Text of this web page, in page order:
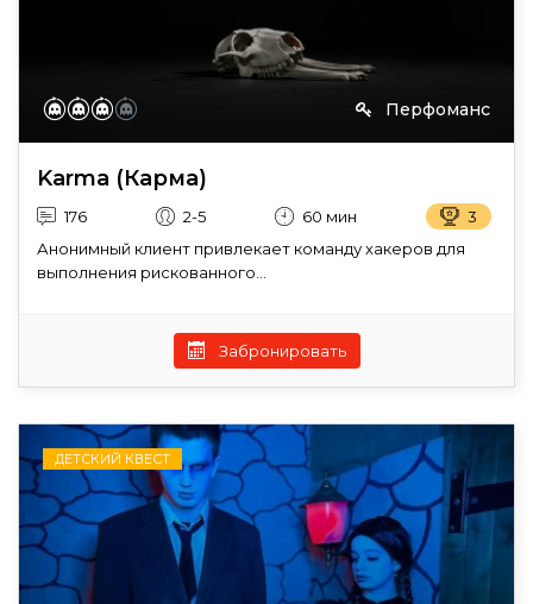
Перфоманс
Karma (Карма)
176 2-5 60 мин
3
Анонимный клиент привлекает команду хакеров для
выполнения рискованного...
Забронировать
ДЕТСКИЙ КВЕСТ